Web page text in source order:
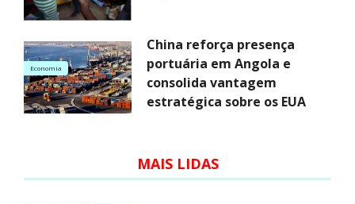
Economia
China reforça presença
portuária em Angola e
consolida vantagem
estratégica sobre os EUA
MAIS LIDAS